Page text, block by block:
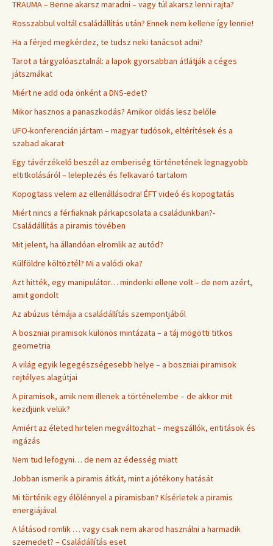
TRAUMA – Benne akarsz maradni – vagy túl akarsz lenni rajta?
Rosszabbul voltál családállítás után? Ennek nem kellene így lennie!
Ha a férjed megkérdez, te tudsz neki tanácsot adni?
Tarot a tárgyalóasztalnál: a lapok gyorsabban átlátják a céges
játszmákat
Miért ne add oda önként a DNS-edet?
Mikor hasznos a panaszkodás? Amikor oldás lesz belőle
UFO-konferencián jártam – magyar tudósok, eltérítések és a
szabad akarat
Egy távérzékelő beszél az emberiség történetének legnagyobb
eltitkolásáról – leleplezés és felkavaró tartalom
Kopogtass velem az ellenállásodra! ÉFT videó és kopogtatás
Miért nincs a férfiaknak párkapcsolata a családunkban?-
Családállítás a piramis tövében
Mit jelent, ha állandóan elromlik az autód?
Külföldre költöztél? Mi a valódi oka?
Azt hitték, egy manipulátor… mindenki ellene volt – de nem azért,
amit gondolt
Az abúzus témája a családállítás szempontjából
A boszniai piramisok különös mintázata – a táj mögötti titkos
geometria
A világ egyik legegészségesebb helye – a boszniai piramisok
rejtélyes alagútjai
A piramisok, amik nem illenek a történelembe – de akkor mit
kezdjünk velük?
Amiért az életed hirtelen megváltozhat – megszállók, entitások és
ingázás
Nem tud lefogyni… de nem az édesség miatt
Jobban ismerik a piramis átkát, mint a jótékony hatását
Mi történik egy élőlénnyel a piramisban? Kísérletek a piramis
energiájával
A látásod romlik … vagy csak nem akarod használni a harmadik
szemedet? – Családállítás eset